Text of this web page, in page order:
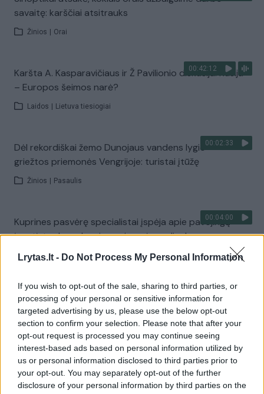
Lrytas.lt - Do Not Process My Personal Information
If you wish to opt-out of the sale, sharing to third parties, or
processing of your personal or sensitive information for
targeted advertising by us, please use the below opt-out
section to confirm your selection. Please note that after your
opt-out request is processed you may continue seeing
interest-based ads based on personal information utilized by
us or personal information disclosed to third parties prior to
your opt-out. You may separately opt-out of the further
disclosure of your personal information by third parties on the
savaitę: karščiai atsitrauks
Žinios Orai
00:42:12
Karšta A. Kasparavičiaus ir Ž Pavilionio diskusija: Rusija
– Europos šeimos narė?
Laidos Lietuva tiesiogiai
00:02:33
Dėl rekordiškai žemo Dunojaus vandens lygio –
griežtos priemonės Vengrijoje: turistai įtūžę
Žinios Pasaulis
00:04:00
Kuprines pasvėrę specialistai įspėja apie pavojingą
įprotį: tą daro daugiau nei pusė pradinukų
Žinios | Lietuvos diena
Visi įrašai
Žiūrimiausi įrašai
00:00:30